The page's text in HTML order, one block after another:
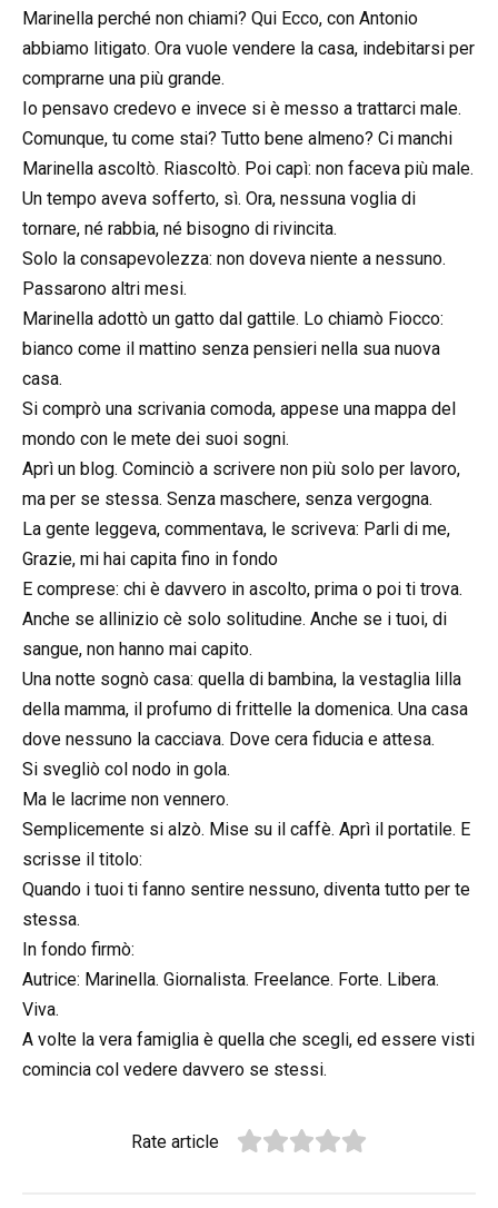
Marinella perché non chiami? Qui Ecco, con Antonio
abbiamo litigato. Ora vuole vendere la casa, indebitarsi per
comprarne una più grande.
Io pensavo credevo e invece si è messo a trattarci male.
Comunque, tu come stai? Tutto bene almeno? Ci manchi
Marinella ascoltò. Riascoltò. Poi capì: non faceva più male.
Un tempo aveva sofferto, sì. Ora, nessuna voglia di
tornare, né rabbia, né bisogno di rivincita.
Solo la consapevolezza: non doveva niente a nessuno.
Passarono altri mesi.
Marinella adottò un gatto dal gattile. Lo chiamò Fiocco:
bianco come il mattino senza pensieri nella sua nuova
casa.
Si comprò una scrivania comoda, appese una mappa del
mondo con le mete dei suoi sogni.
Aprì un blog. Cominciò a scrivere non più solo per lavoro,
ma per se stessa. Senza maschere, senza vergogna.
La gente leggeva, commentava, le scriveva: Parli di me,
Grazie, mi hai capita fino in fondo
E comprese: chi è davvero in ascolto, prima o poi ti trova.
Anche se allinizio cè solo solitudine. Anche se i tuoi, di
sangue, non hanno mai capito.
Una notte sognò casa: quella di bambina, la vestaglia lilla
della mamma, il profumo di frittelle la domenica. Una casa
dove nessuno la cacciava. Dove cera fiducia e attesa.
Si svegliò col nodo in gola.
Ma le lacrime non vennero.
Semplicemente si alzò. Mise su il caffè. Aprì il portatile. E
scrisse il titolo:
Quando i tuoi ti fanno sentire nessuno, diventa tutto per te
stessa.
In fondo firmò:
Autrice: Marinella. Giornalista. Freelance. Forte. Libera.
Viva.
A volte la vera famiglia è quella che scegli, ed essere visti
comincia col vedere davvero se stessi.
Rate article